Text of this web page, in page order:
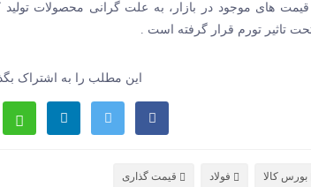
های موجود در بازار، به علت گرانی محصولات تولید
تاثیر تورم قرار گرفته است .
این مطلب را به اشتراک
بورس کالا فولاد قیمت گذاری